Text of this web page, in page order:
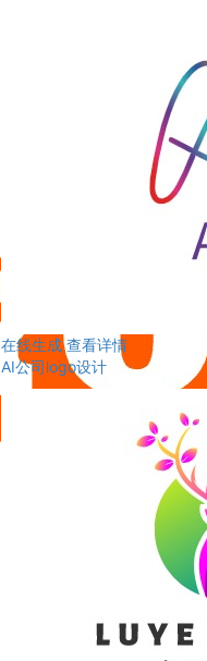
在线生成 查看详情
AI公司logo设计